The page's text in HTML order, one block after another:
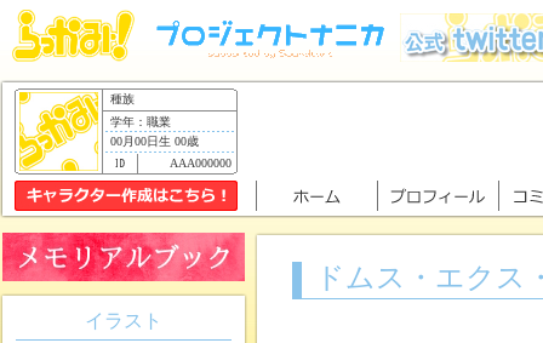
種族
学年：職業
00月00日生 00歳
AAA000000
ドムス・エク
イラスト